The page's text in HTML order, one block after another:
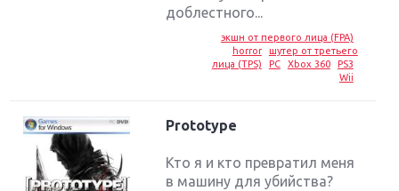
доблестного...
экшн от первого лица (FPA)
horror
шутер от третьего
лица (TPS)
PC Xbox 360
PS3
Wii
Prototype
Кто я и кто превратил меня
в машину для убийства?